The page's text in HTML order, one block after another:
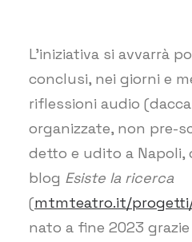
L’iniziativa si avvarrà
conclusi, nei giorni e
riflessioni audio
organizzate, non pre-
detto e udito a Napoli,
blog Esiste la ricerca
(mtmteatro.it/
nato a fine 2023